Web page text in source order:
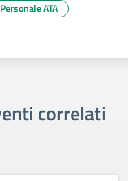
Personale ATA
correlati